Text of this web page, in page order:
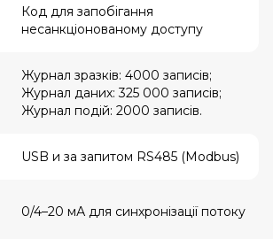
Код для запобігання
несанкціонованому доступу
Журнал зразків: 4000 записів;
Журнал даних: 325 000 записів;
Журнал подій: 2000 записів.
USB и за запитом RS485 (Modbus)
0/4–20 мА для синхронізації потоку